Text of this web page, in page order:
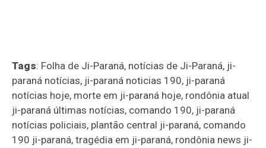
Tags: Folha de Ji-Paraná, notícias de Ji-Paraná, ji-
paraná notícias, ji-paraná noticias 190, ji-paraná
notícias hoje, morte em ji-paraná hoje, rondônia atual
ji-paraná últimas notícias, comando 190, ji-paraná
notícias policiais, plantão central ji-paraná, comando
190 ji-paraná, tragédia em ji-paraná, rondônia news ji-